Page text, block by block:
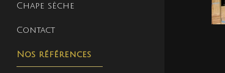
Chape sèche
Contact
Nos références